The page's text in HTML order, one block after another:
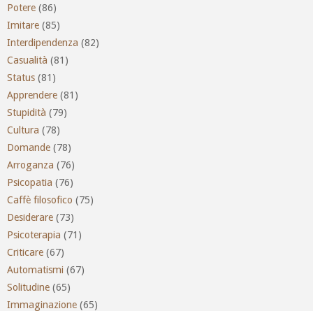
Potere (86)
Imitare (85)
Interdipendenza (82)
Casualità (81)
Status (81)
Apprendere (81)
Stupidità (79)
Cultura (78)
Domande (78)
Arroganza (76)
Psicopatia (76)
Caffè filosofico (75)
Desiderare (73)
Psicoterapia (71)
Criticare (67)
Automatismi (67)
Solitudine (65)
Immaginazione (65)